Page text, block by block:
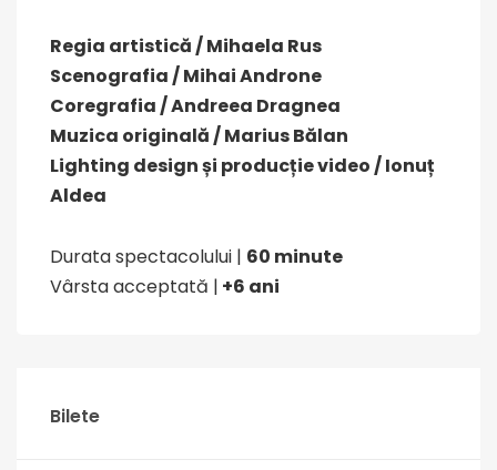
Regia artistică / Mihaela Rus
Scenografia / Mihai Androne
Coregrafia / Andreea Dragnea
Muzica originală / Marius Bălan
Lighting design și producție video / Ionuț
Aldea
Durata spectacolului | 60 minute
Vârsta acceptată | +6 ani
Bilete